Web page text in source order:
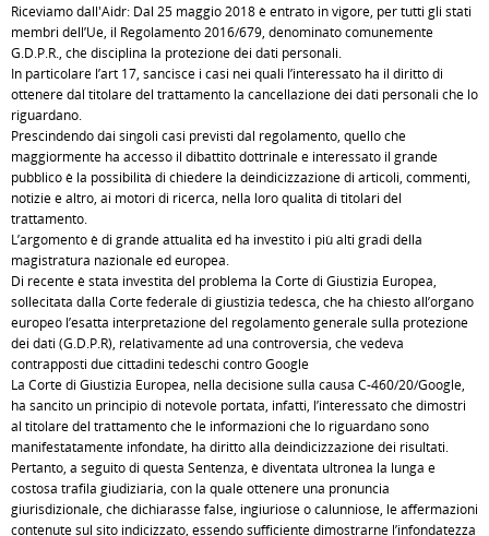
Riceviamo dall'Aidr: Dal 25 maggio 2018 è entrato in vigore, per tutti gli stati
membri dell’Ue, il Regolamento 2016/679, denominato comunemente
G.D.P.R., che disciplina la protezione dei dati personali.
In particolare l’art 17, sancisce i casi nei quali l’interessato ha il diritto di
ottenere dal titolare del trattamento la cancellazione dei dati personali che lo
riguardano.
Prescindendo dai singoli casi previsti dal regolamento, quello che
maggiormente ha accesso il dibattito dottrinale e interessato il grande
pubblico è la possibilità di chiedere la deindicizzazione di articoli, commenti,
notizie e altro, ai motori di ricerca, nella loro qualità di titolari del
trattamento.
L’argomento è di grande attualità ed ha investito i più alti gradi della
magistratura nazionale ed europea.
Di recente è stata investita del problema la Corte di Giustizia Europea,
sollecitata dalla Corte federale di giustizia tedesca, che ha chiesto all’organo
europeo l’esatta interpretazione del regolamento generale sulla protezione
dei dati (G.D.P.R), relativamente ad una controversia, che vedeva
contrapposti due cittadini tedeschi contro Google
La Corte di Giustizia Europea, nella decisione sulla causa C-460/20/Google,
ha sancito un principio di notevole portata, infatti, l’interessato che dimostri
al titolare del trattamento che le informazioni che lo riguardano sono
manifestatamente infondate, ha diritto alla deindicizzazione dei risultati.
Pertanto, a seguito di questa Sentenza, è diventata ultronea la lunga e
costosa trafila giudiziaria, con la quale ottenere una pronuncia
giurisdizionale, che dichiarasse false, ingiuriose o calunniose, le affermazioni
contenute sul sito indicizzato, essendo sufficiente dimostrarne l’infondatezza